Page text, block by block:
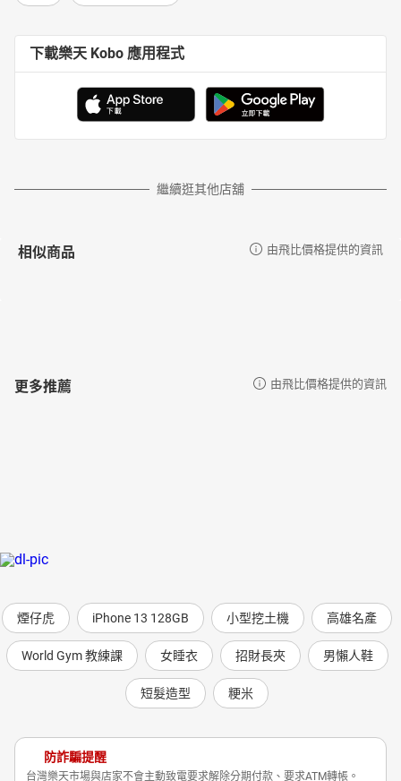
下載樂天 Kobo 應用程式
繼續逛其他店舖
相似商品 由飛比價格提供的資訊
更多推薦 由飛比價格提供的資訊
煙仔虎 iPhone 13 128GB 小型挖土機 高雄名產
World Gym 教練課 女睡衣 招財長夾 男懶人鞋
短髮造型 粳米
防詐騙提醒
台灣樂天市場與店家不會主動致電要求解除分期付款、要求ATM轉帳。